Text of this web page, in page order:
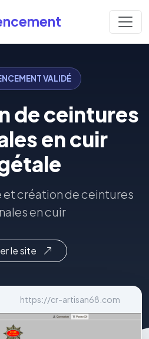
VALIDÉ
de ceintures
en cuir
création de ceintures
en cuir
le site
https://cr-artisan68.com